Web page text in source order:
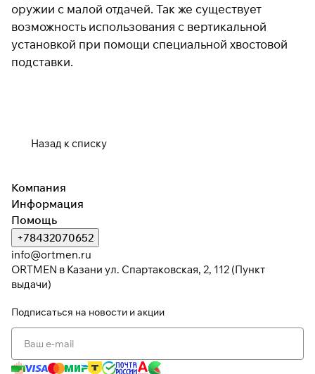
оружии с малой отдачей. Так же существует
возможность использования с вертикальной
установкой при помощи специальной хвостовой
подставки.
Назад к списку
Компания
Информация
Помощь
+78432070652
info@ortmen.ru
ORTMEN в Казани ул. Спартаковская, 2, 112 (Пункт
выдачи)
Подписаться на новости и акции